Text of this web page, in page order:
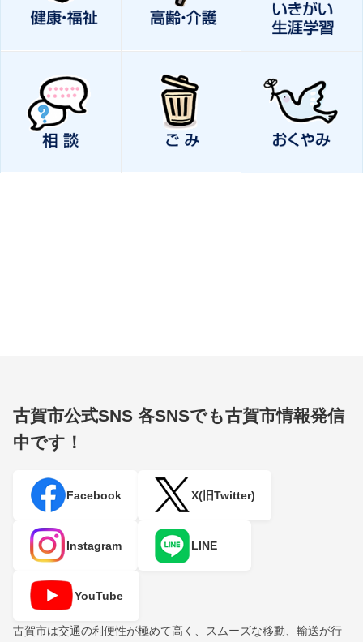
古賀市公式SNS 各SNSでも古賀市情報発信
中です！
Facebook X(旧Twitter)
Instagram LINE
YouTube
古賀市は交通の利便性が極めて高く、スムーズな移動、輸送が行